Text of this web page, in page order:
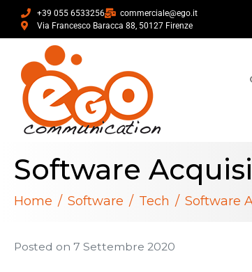
+39 055 6533256
commerciale@ego.it
Via Francesco Baracca 88, 50127 Firenze
Software
Home Software Tech Software
Posted on 7 Settembre 2020